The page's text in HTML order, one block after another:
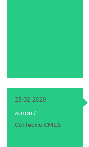
23-02-2020
AUTOR /
Col·lectiu CMES